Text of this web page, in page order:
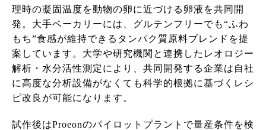
理時の凝固温度を動物の卵に近づける卵液を共同開
発。大手ベーカリーには、グルテンフリーでも“ふわ
もち”食感が維持できるタンパク質原料ブレンドを提
案しています。大学や研究機関と連携したレオロジー
解析・水分活性測定により、共同開発する企業は自社
に高度な分析設備がなくても科学的根拠に基づくレシ
ピ改良が可能になります。
試作後はProeonのパイロットプラントで量産条件を検